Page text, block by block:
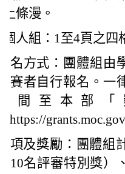
上條漫。
個人組：1至4頁之四
名方式：團體組由
賽者自行報名。一
間至本部「
https://
項及獎勵：團體組
10名評審特別獎）